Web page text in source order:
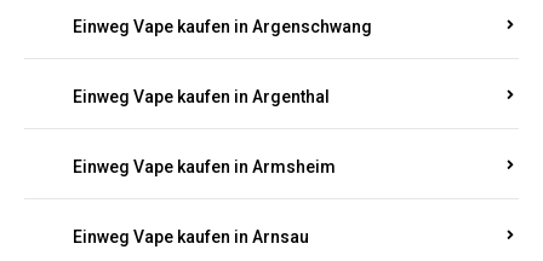
Einweg Vape kaufen in Argenschwang
Einweg Vape kaufen in Argenthal
Einweg Vape kaufen in Armsheim
Einweg Vape kaufen in Arnsau